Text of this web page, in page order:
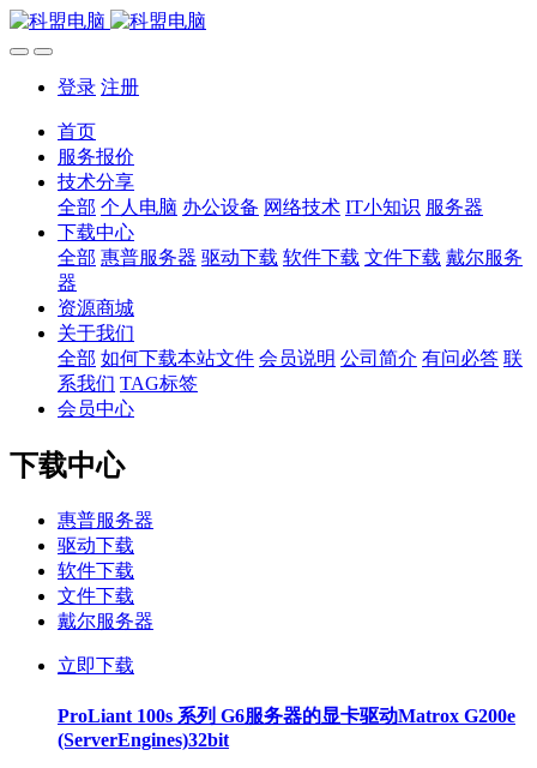
登录 注册
首页
服务报价
技术分享
全部 个人电脑 办公设备 网络技术 IT小知识 服务器
下载中心
全部 惠普服务器 驱动下载 软件下载 文件下载 戴尔服务
器
资源商城
关于我们
全部 如何下载本站文件 会员说明 公司简介 有问必答 联
系我们 TAG标签
会员中心
下载中心
惠普服务器
驱动下载
软件下载
文件下载
戴尔服务器
立即下载
ProLiant 100s 系列 G6服务器的显卡驱动Matrox G200e
(ServerEngines)32bit